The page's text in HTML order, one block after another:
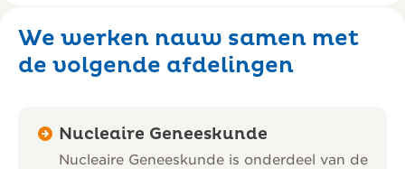
We werken nauw samen met
de volgende afdelingen
Nucleaire Geneeskunde
Nucleaire Geneeskunde is onderdeel van de